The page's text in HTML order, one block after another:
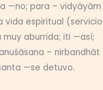
—no; para – vidyāyām
vida espiritual (servicio
aburrida; iti —así;
– nirbandhāt
—se detuvo.